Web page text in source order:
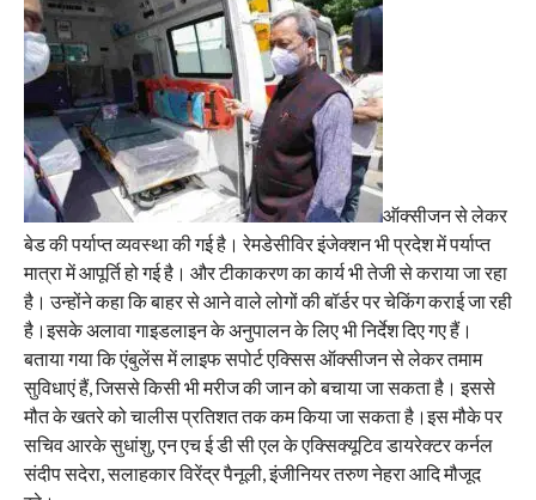
ऑक्सीजन से लेकर
बेड की पर्याप्त व्यवस्था की गई है। रेमडेसीविर इंजेक्शन भी प्रदेश में पर्याप्त
मात्रा में आपूर्ति हो गई है। और टीकाकरण का कार्य भी तेजी से कराया जा रहा
है। उन्होंने कहा कि बाहर से आने वाले लोगों की बॉर्डर पर चेकिंग कराई जा रही
है।इसके अलावा गाइडलाइन के अनुपालन के लिए भी निर्देश दिए गए हैं।
बताया गया कि एंबुलेंस में लाइफ सपोर्ट एक्सिस ऑक्सीजन से लेकर तमाम
सुविधाएं हैं, जिससे किसी भी मरीज की जान को बचाया जा सकता है। इससे
मौत के खतरे को चालीस प्रतिशत तक कम किया जा सकता है।इस मौके पर
सचिव आरके सुधांशु, एन एच ई डी सी एल के एक्सिक्यूटिव डायरेक्टर कर्नल
संदीप सदेरा, सलाहकार विरेंद्र पैनूली, इंजीनियर तरुण नेहरा आदि मौजूद